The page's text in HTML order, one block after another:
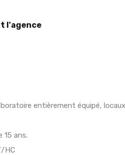
l'agence
entièrement équipé,
15 ans.
HC